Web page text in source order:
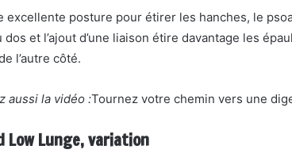
excellente posture pour étirer les hanches, le
dos et l’ajout d’une liaison étire davantage les
l’autre côté.
aussi la vidéo :Tournez votre chemin vers une
Low Lunge, variation